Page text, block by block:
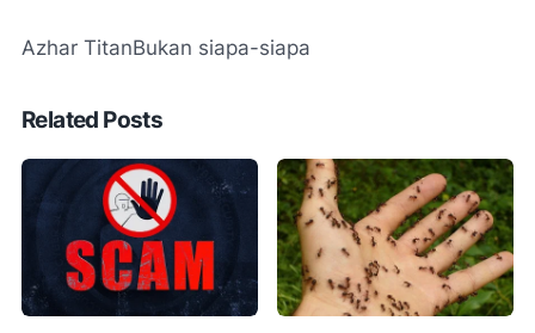
Azhar TitanBukan siapa-siapa
Related Posts